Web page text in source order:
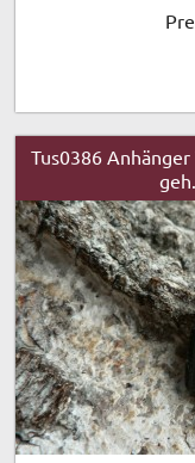
Tus0386